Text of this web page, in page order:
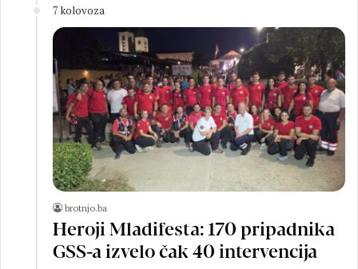
7 kolovoza
brotnjo.ba
Heroji Mladifesta: 170 pripadnika
GSS-a izvelo čak 40 intervencija